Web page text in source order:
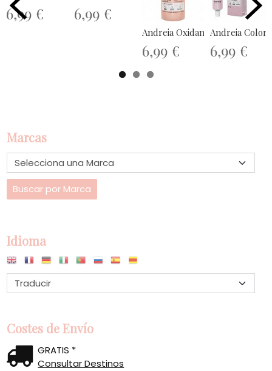
Marcas
Idioma
Costes de Envío
GRATIS *
Consultar Destinos
6,99 € 6,99 €
Andreia Oxidante en Crema
6,99 €
Andreia
6,99 €